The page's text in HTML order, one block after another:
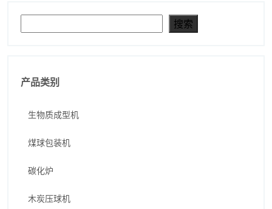
搜索
产品类别
生物质成型机
煤球包装机
碳化炉
木炭压球机